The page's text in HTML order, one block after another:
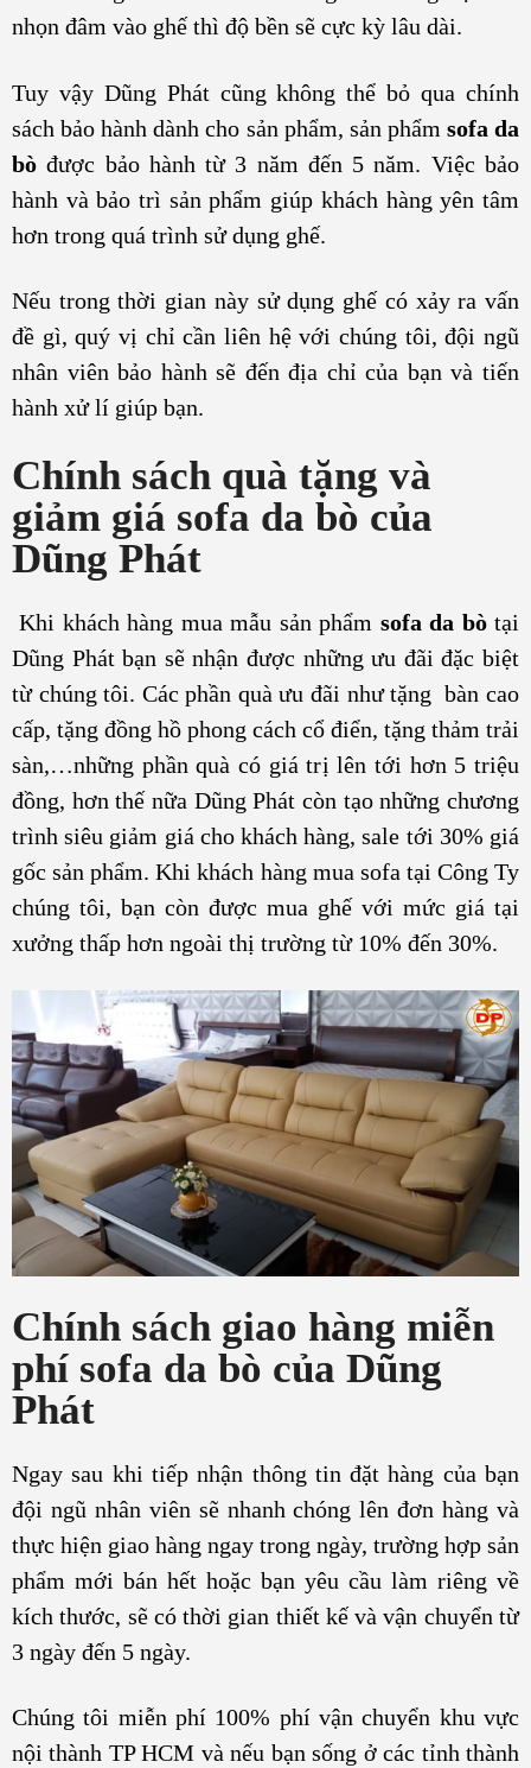
nhọn đâm vào ghế thì độ bền sẽ cực kỳ lâu dài.
Tuy vậy Dũng Phát cũng không thể bỏ qua chính
sách bảo hành dành cho sản phẩm, sản phẩm sofa da
bòđược bảo hành từ 3 năm đến 5 năm. Việc bảo
hành và bảo trì sản phẩm giúp khách hàng yên tâm
hơn trong quá trình sử dụng ghế.
Nếu trong thời gian này sử dụng ghế có xảy ra vấn
đề gì, quý vị chỉ cần liên hệ với chúng tôi, đội ngũ
nhân viên bảo hành sẽ đến địa chỉ của bạn và tiến
hành xử lí giúp bạn.
Chính sách quà tặng và
giảm giá sofa da bò của
Dũng Phát
Khi khách hàng mua mẫu sản phẩm sofa da bòtại
Dũng Phát bạn sẽ nhận được những ưu đãi đặc biệt
từ chúng tôi. Các phần quà ưu đãi như tặng bàn cao
cấp, tặng đồng hồ phong cách cổ điển, tặng thảm trải
sàn,…những phần quà có giá trị lên tới hơn 5 triệu
đồng, hơn thế nữa Dũng Phát còn tạo những chương
trình siêu giảm giá cho khách hàng, sale tới 30% giá
gốc sản phẩm. Khi khách hàng mua sofa tại Công Ty
chúng tôi, bạn còn được mua ghế với mức giá tại
xưởng thấp hơn ngoài thị trường từ 10% đến 30%.
Chính sách giao hàng miễn
phí sofa da bò của Dũng
Phát
Ngay sau khi tiếp nhận thông tin đặt hàng của bạn
đội ngũ nhân viên sẽ nhanh chóng lên đơn hàng và
thực hiện giao hàng ngay trong ngày, trường hợp sản
phẩm mới bán hết hoặc bạn yêu cầu làm riêng về
kích thước, sẽ có thời gian thiết kế và vận chuyển từ
3 ngày đến 5 ngày.
Chúng tôi miễn phí 100% phí vận chuyển khu vực
nội thành TP HCM và nếu bạn sống ở các tỉnh thành